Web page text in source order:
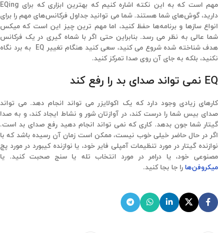
مهم است که به این نکته اشاره کنیم که بهترین ابزاری که برای EQing
دارید، گوش‌های شما هستند. شما می توانید جداول فرکانس‌های مهم را برای
انواع سازها و برنامه‌ها حفظ کنید، اما مهم ترین چیز این است که میکس
شما عالی به نظر می رسد. بنابراین حتی اگر با شماه گیری در یک فرکانس
هدف شناخته شده شروع می کنید، سعی کنید هنگام تغییر EQ به برد نگاه
نکنید، بلکه به جای آن روی صدا تمرکز کنید.
EQ نمی تواند صدای بد را رفع کند
کارهای زیادی وجود دارد که یک اکولایزر می تواند انجام دهد. می تواند
صدای بیس شما را درست کند، در آوازتان شور و نشاط ایجاد کند، و به صدا
گیتار شما جون بدهد. کاری که نمی تواند انجام دهید رفع صدای بد است.
اگر در حال حاضر خیلی خوب نیست، ممکن است زمان آن رسیده باشد که با
نوازنده گیتار در مورد تنظیمات آمپلی فایر خود، یا نوازنده کیبورد در مورد پچ
مصنوعی خود، یا درامر در مورد انتخاب تله یا سنج صحبت کنید. یا
میکروفن‌ها را جا بجا کنید.